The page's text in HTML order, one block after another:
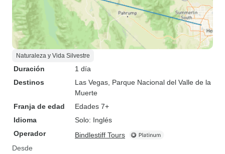
Naturaleza y Vida Silvestre
Duración
1 día
Destinos
Las Vegas , Parque Nacional del Valle de la
Muerte
Franja de edad
Edades 7+
Idioma
Solo: Inglés
Operador
Bindlestiff Tours
Desde